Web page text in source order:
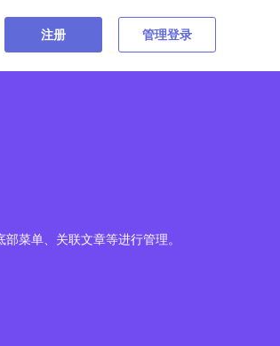
注册 管理登录
菜单、关联文章等进行管理。